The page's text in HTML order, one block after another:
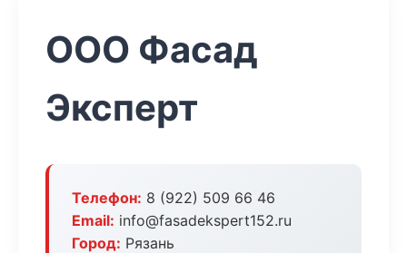
ООО Фасад
Эксперт
Телефон: 8 (922) 509 66 46
Email: info@fasadekspert152.ru
Город: Рязань